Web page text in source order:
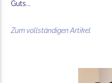
Guts...
Zum vollständigen Artikel